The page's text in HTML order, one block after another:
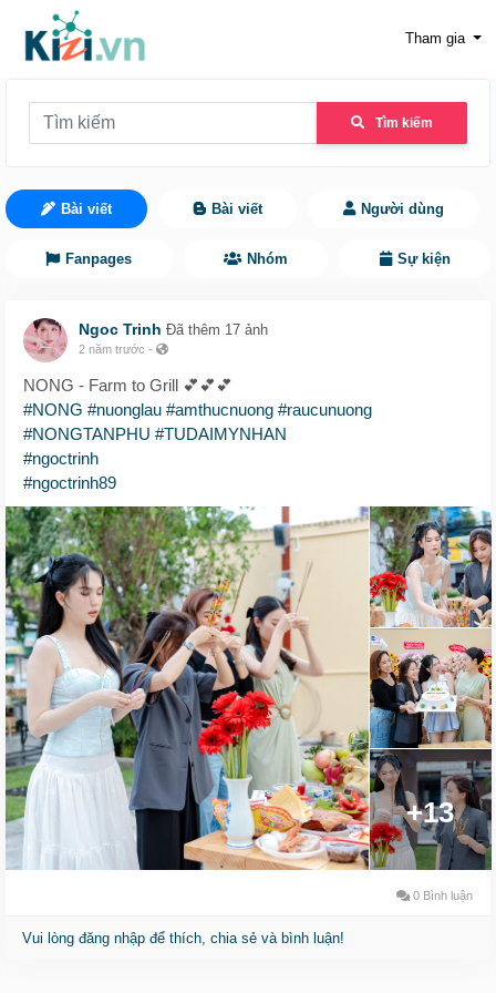
Tham gia
Tìm kiếm
Bài viết Bài viết Người dùng
Fanpages Nhóm Sự kiện
Ngoc Trinh Đã thêm 17 ảnh
2 năm trước -
NONG - Farm to Grill 💕💕💕
#NONG #nuonglau #amthucnuong #raucunuong
#NONGTANPHU #TUDAIMYNHAN
#ngoctrinh
#ngoctrinh89
+13
0 Bình luận
Vui lòng đăng nhập để thích, chia sẻ và bình luận!